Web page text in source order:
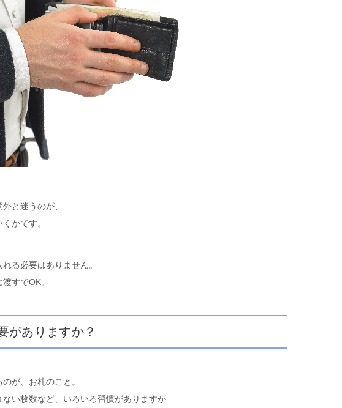
と迷うのが、
かです。
る必要はありません。
すでOK。
がありますか？
が、お札のこと。
い枚数など、いろいろ習慣がありますが